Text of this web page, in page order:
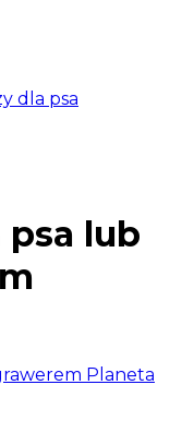
dla psa
lub
Planeta